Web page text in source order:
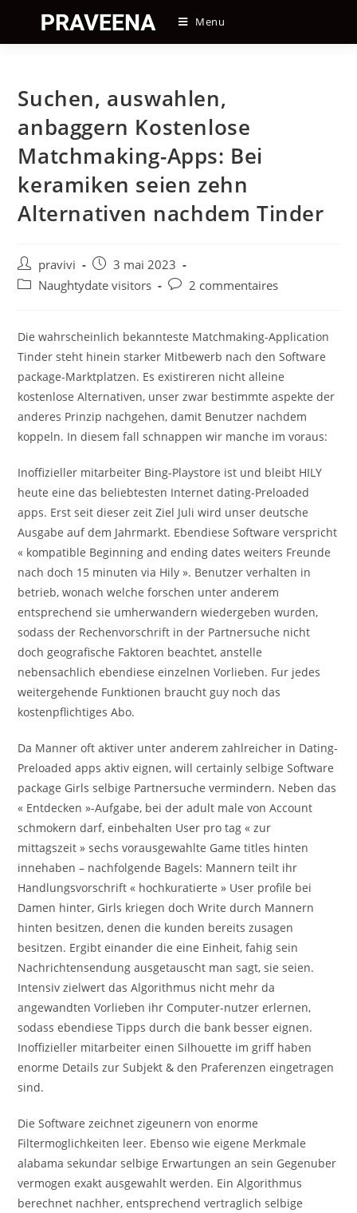
content
Menu
Suchen, auswahlen,
anbaggern Kostenlose
Matchmaking-Apps: Bei
keramiken seien zehn
Alternativen nachdem Tinder
Auteur/autrice
de
pravivi
Post
published:
3 mai 2023
PostNaughtydate visitors
Post2 commentaires
Die wahrscheinlich bekannteste Matchmaking-Application
Tinder steht hinein starker Mitbewerb nach den Software
package-Marktplatzen. Es existireren nicht alleine
kostenlose Alternativen, unser zwar bestimmte aspekte der
anderes Prinzip nachgehen, damit Benutzer nachdem
koppeln. In diesem fall schnappen wir manche im voraus:
Inoffizieller mitarbeiter Bing-Playstore ist und bleibt HILY
heute eine das beliebtesten Internet dating-Preloaded
apps. Erst seit dieser zeit Ziel Juli wird unser deutsche
Ausgabe auf dem Jahrmarkt. Ebendiese Software verspricht
« kompatible Beginning and ending dates weiters Freunde
nach doch 15 minuten via Hily ». Benutzer verhalten in
betrieb, wonach welche forschen unter anderem
entsprechend sie umherwandern wiedergeben wurden,
sodass der Rechenvorschrift in der Partnersuche nicht
doch geografische Faktoren beachtet, anstelle
nebensachlich ebendiese einzelnen Vorlieben. Fur jedes
weitergehende Funktionen braucht guy noch das
kostenpflichtiges Abo.
Da Manner oft aktiver unter anderem zahlreicher in Dating-
Preloaded apps aktiv eignen, will certainly selbige Software
package Girls selbige Partnersuche vermindern. Neben das
« Entdecken »-Aufgabe, bei der adult male von Account
schmokern darf, einbehalten User pro tag « zur
mittagszeit » sechs vorausgewahlte Game titles hinten
innehaben – nachfolgende Bagels: Mannern teilt ihr
Handlungsvorschrift « hochkuratierte » User profile bei
Damen hinter, Girls kriegen doch Write durch Mannern
hinten besitzen, denen die kunden bereits zusagen
besitzen. Ergibt einander die eine Einheit, fahig sein
Nachrichtensendung ausgetauscht man sagt, sie seien.
Intensiv zielwert das Algorithmus nicht mehr da
angewandten Vorlieben ihr Computer-nutzer erlernen,
sodass ebendiese Tipps durch die bank besser eignen.
Inoffizieller mitarbeiter einen Silhouette im griff haben
enorme Details zur Subjekt & den Praferenzen eingetragen
sind.
Die Software zeichnet zigeunern von enorme
Filtermoglichkeiten leer. Ebenso wie eigene Merkmale
alabama sekundar selbige Erwartungen an sein Gegenuber
vermogen exakt ausgewahlt werden. Ein Algorithmus
berechnet nachher, entsprechend vertraglich selbige